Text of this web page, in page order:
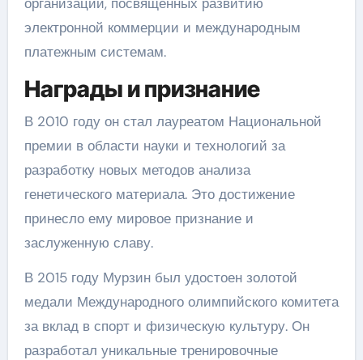
электронной коммерции и международным
платежным системам.
Награды и признание
В 2010 году он стал лауреатом Национальной
премии в области науки и технологий за
разработку новых методов анализа
генетического материала. Это достижение
принесло ему мировое признание и
заслуженную славу.
В 2015 году Мурзин был удостоен золотой
медали Международного олимпийского комитета
за вклад в спорт и физическую культуру. Он
разработал уникальные тренировочные